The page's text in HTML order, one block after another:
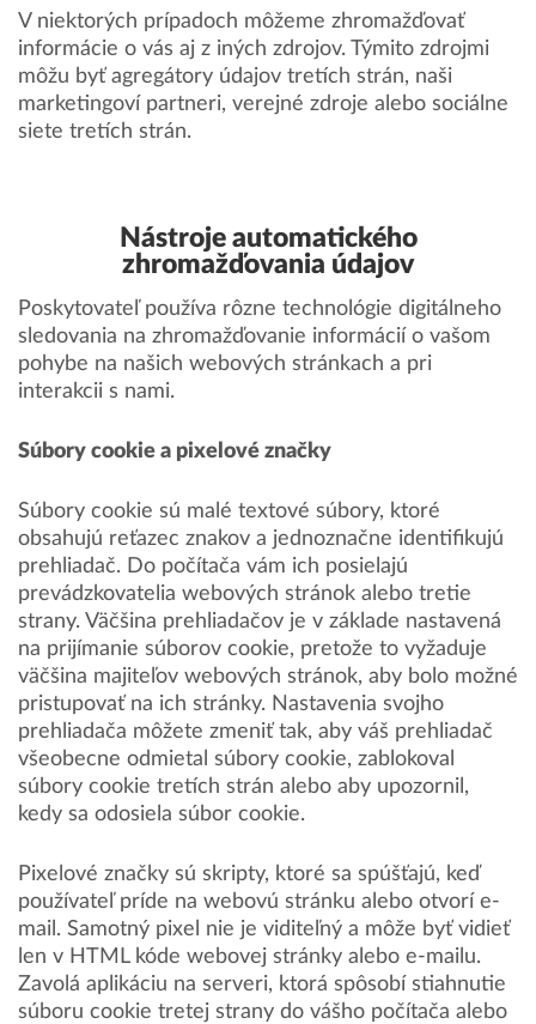
V niektorých prípadoch môžeme zhromažďovať
informácie o vás aj z iných zdrojov. Týmito zdrojmi
môžu byť agregátory údajov tretích strán, naši
marketingoví partneri, verejné zdroje alebo sociálne
siete tretích strán.
Nástroje automatického
zhromažďovania údajov
Poskytovateľ používa rôzne technológie digitálneho
sledovania na zhromažďovanie informácií o vašom
pohybe na našich webových stránkach a pri
interakcii s nami.
Súbory cookie a pixelové značky
Súbory cookie sú malé textové súbory, ktoré
obsahujú reťazec znakov a jednoznačne identifikujú
prehliadač. Do počítača vám ich posielajú
prevádzkovatelia webových stránok alebo tretie
strany. Väčšina prehliadačov je v základe nastavená
na prijímanie súborov cookie, pretože to vyžaduje
väčšina majiteľov webových stránok, aby bolo možné
pristupovať na ich stránky. Nastavenia svojho
prehliadača môžete zmeniť tak, aby váš prehliadač
všeobecne odmietal súbory cookie, zablokoval
súbory cookie tretích strán alebo aby upozornil,
kedy sa odosiela súbor cookie.
Pixelové značky sú skripty, ktoré sa spúšťajú, keď
používateľ príde na webovú stránku alebo otvorí e-
mail. Samotný pixel nie je viditeľný a môže byť vidieť
len v HTML kóde webovej stránky alebo e-mailu.
Zavolá aplikáciu na serveri, ktorá spôsobí stiahnutie
súboru cookie tretej strany do vášho počítača alebo